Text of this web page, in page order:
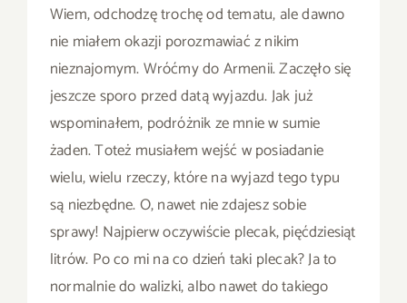
Wiem, odchodzę trochę od tematu, ale dawno
nie miałem okazji porozmawiać z nikim
nieznajomym. Wróćmy do Armenii. Zaczęło się
jeszcze sporo przed datą wyjazdu. Jak już
wspominałem, podróżnik ze mnie w sumie
żaden. Toteż musiałem wejść w posiadanie
wielu, wielu rzeczy, które na wyjazd tego typu
są niezbędne. O, nawet nie zdajesz sobie
sprawy! Najpierw oczywiście plecak, pięćdziesiąt
litrów. Po co mi na co dzień taki plecak? Ja to
normalnie do walizki, albo nawet do takiego